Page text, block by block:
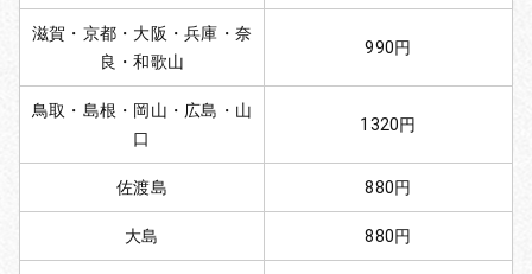
滋賀・京都・大阪・兵庫・奈
良・和歌山
990円
鳥取・島根・岡山・広島・山
口
1320円
佐渡島 880円
大島 880円